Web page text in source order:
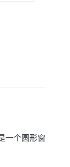
一个圆形窗